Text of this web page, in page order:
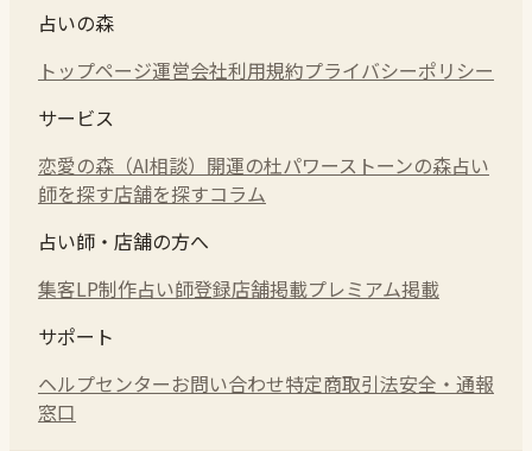
占いの森
トップページ運営会社利用規約プライバシーポリシー
サービス
恋愛の森（AI相談） 開運の杜パワーストーンの森占い
師を探す店舗を探すコラム
占い師・店舗の方へ
集客LP制作占い師登録店舗掲載プレミアム掲載
サポート
ヘルプセンターお問い合わせ特定商取引法安全・通報
窓口